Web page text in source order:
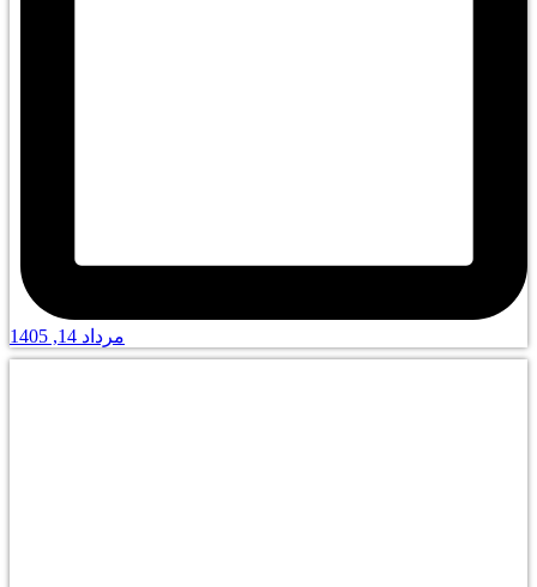
مرداد 14, 1405